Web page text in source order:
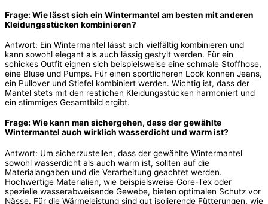
Frage: Wie lässt sich ein Wintermantel am besten mit anderen
Kleidungsstücken kombinieren?
Antwort: Ein Wintermantel lässt sich vielfältig kombinieren und
kann sowohl elegant als auch lässig gestylt werden. Für ein
schickes Outfit eignen sich beispielsweise eine schmale Stoffhose,
eine Bluse und Pumps. Für einen sportlicheren Look können Jeans,
ein Pullover und Stiefel kombiniert werden. Wichtig ist, dass der
Mantel stets mit den restlichen Kleidungsstücken harmoniert und
ein stimmiges Gesamtbild ergibt.
Frage: Wie kann man sichergehen, dass der gewählte
Wintermantel auch wirklich wasserdicht und warm ist?
Antwort: Um sicherzustellen, dass der gewählte Wintermantel
sowohl wasserdicht als auch warm ist, sollten auf die
Materialangaben und die Verarbeitung geachtet werden.
Hochwertige Materialien, wie beispielsweise Gore-Tex oder
spezielle wasserabweisende Gewebe, bieten optimalen Schutz vor
Nässe. Für die Wärmeleistung sind gut isolierende Fütterungen, wie